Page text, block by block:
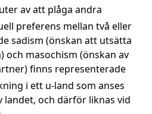
av att plåga andra
preferens mellan två eller
sadism (önskan att utsätta
masochism (önskan av
finns representerade
i ett u-land som anses
och därför liknas vid